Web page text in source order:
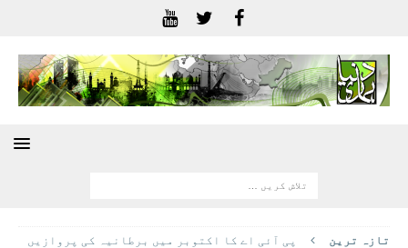
تازہ ترين
پی آئی اے کا اکتوبر میں برطانیہ کی پروازیں